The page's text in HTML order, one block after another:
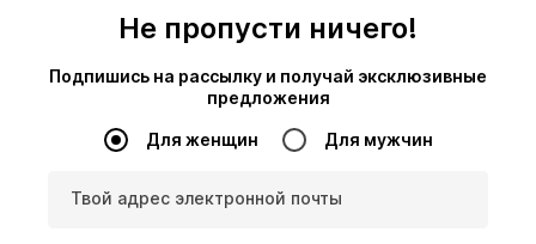
Не пропусти ничего!
Подпишись на рассылку и получай эксклюзивные
предложения
Для женщин Для мужчин
Твой адрес электронной почты